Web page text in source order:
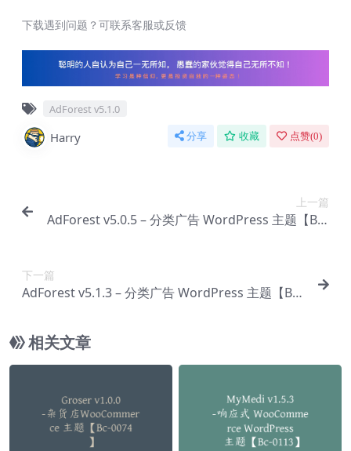
下载遇到问题？可联系客服或反馈
AdForest v5.1.0
Harry 分享 收藏 点赞(0)
上一篇
AdForest v5.0.5 – 分类广告 WordPress 主题【Bg-
下一篇
AdForest v5.1.3 – 分类广告 WordPress 主题【Bg-
相关文章